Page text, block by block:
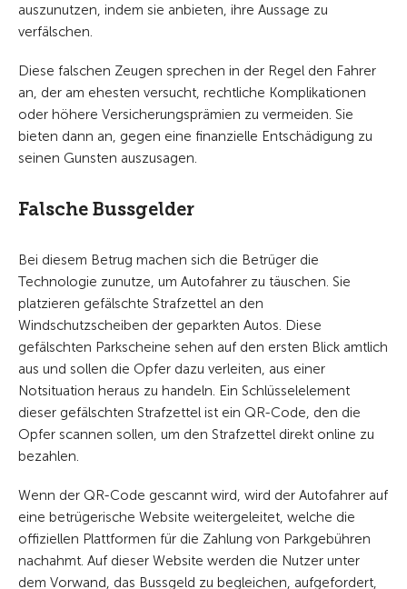
auszunutzen, indem sie anbieten, ihre Aussage zu
verfälschen.
Diese falschen Zeugen sprechen in der Regel den Fahrer
an, der am ehesten versucht, rechtliche Komplikationen
oder höhere Versicherungsprämien zu vermeiden. Sie
bieten dann an, gegen eine finanzielle Entschädigung zu
seinen Gunsten auszusagen.
Falsche Bussgelder
Bei diesem Betrug machen sich die Betrüger die
Technologie zunutze, um Autofahrer zu täuschen. Sie
platzieren gefälschte Strafzettel an den
Windschutzscheiben der geparkten Autos. Diese
gefälschten Parkscheine sehen auf den ersten Blick amtlich
aus und sollen die Opfer dazu verleiten, aus einer
Notsituation heraus zu handeln. Ein Schlüsselelement
dieser gefälschten Strafzettel ist ein QR-Code, den die
Opfer scannen sollen, um den Strafzettel direkt online zu
bezahlen.
Wenn der QR-Code gescannt wird, wird der Autofahrer auf
eine betrügerische Website weitergeleitet, welche die
offiziellen Plattformen für die Zahlung von Parkgebühren
nachahmt. Auf dieser Website werden die Nutzer unter
dem Vorwand, das Bussgeld zu begleichen, aufgefordert,